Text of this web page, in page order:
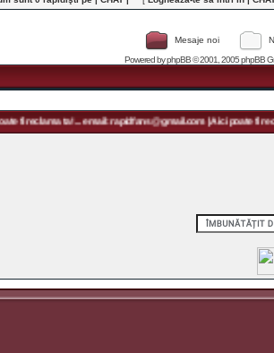
Mesaje noi
Powered byphpBB© 2001, 2005 phpBB
ta! ... email: rapidfans@gmail.com | Aici poate fi